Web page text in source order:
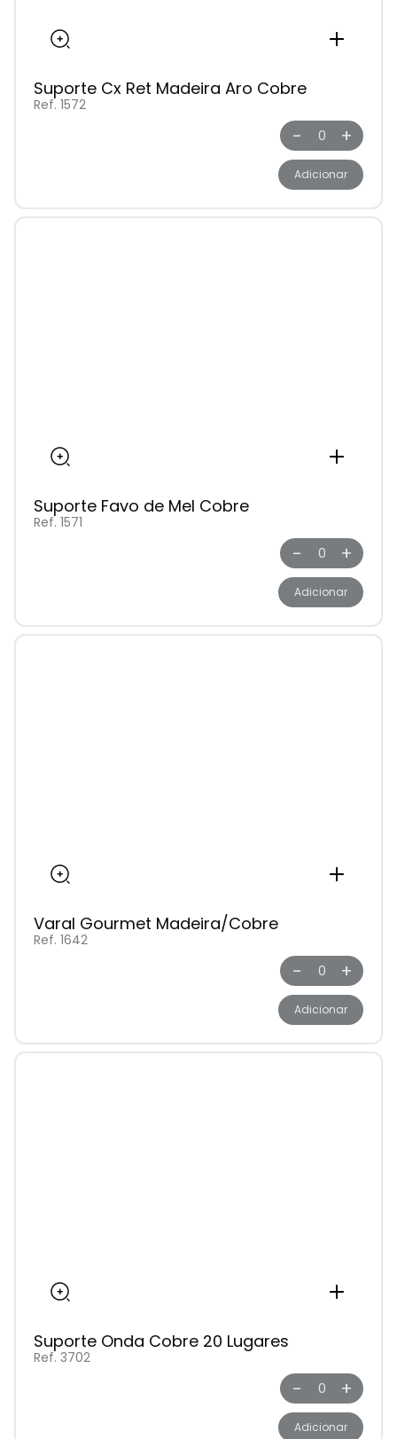
Suporte Cx Ret Madeira Aro Cobre
Ref. 1572
- +
Adicionar
Suporte Favo de Mel Cobre
Ref. 1571
- +
Adicionar
Varal Gourmet Madeira/Cobre
Ref. 1642
- +
Adicionar
Suporte Onda Cobre 20 Lugares
Ref. 3702
- +
Adicionar